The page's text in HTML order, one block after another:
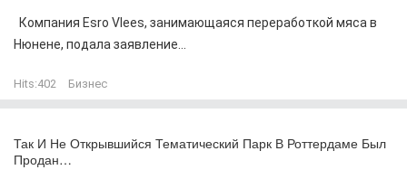
Компания Esro Vlees, занимающаяся переработкой мяса в
Нюнене, подала заявление...
Hits:402 Бизнес
Так И Не Открывшийся Тематический Парк В Роттердаме Был
Продан…